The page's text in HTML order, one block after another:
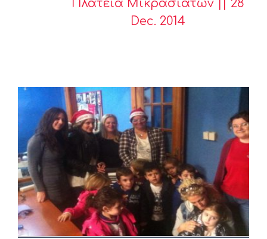
Πλατεία Μικρασιατών || 28
Dec. 2014